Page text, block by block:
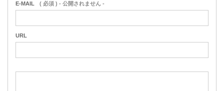
E-MAIL ( 必須 ) - 公開されません -
URL